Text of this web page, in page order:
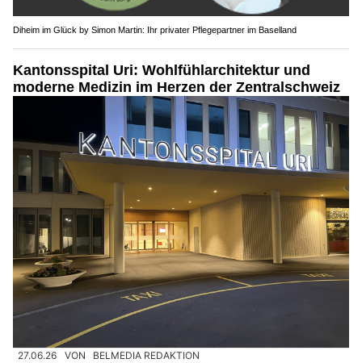
Diheim im Glück by Simon Martin: Ihr privater Pflegepartner im Baselland
Kantonsspital Uri: Wohlfühlarchitektur und
moderne Medizin im Herzen der Zentralschweiz
27.06.26 VON BELMEDIA REDAKTION